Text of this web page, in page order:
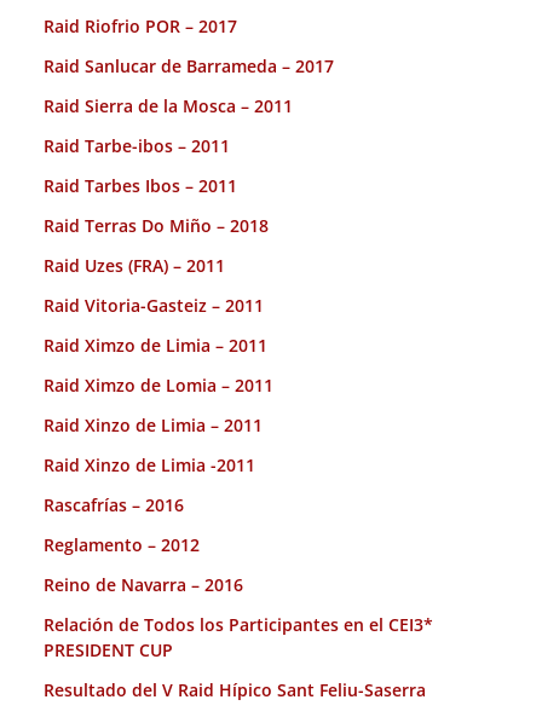
Raid Riofrio POR – 2017
Raid Sanlucar de Barrameda – 2017
Raid Sierra de la Mosca – 2011
Raid Tarbe-ibos – 2011
Raid Tarbes Ibos – 2011
Raid Terras Do Miño – 2018
Raid Uzes (FRA) – 2011
Raid Vitoria-Gasteiz – 2011
Raid Ximzo de Limia – 2011
Raid Ximzo de Lomia – 2011
Raid Xinzo de Limia – 2011
Raid Xinzo de Limia -2011
Rascafrías – 2016
Reglamento – 2012
Reino de Navarra – 2016
Relación de Todos los Participantes en el CEI3*
PRESIDENT CUP
Resultado del V Raid Hípico Sant Feliu-Saserra